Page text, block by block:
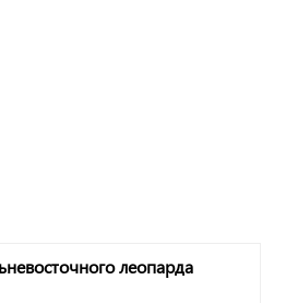
леопарда